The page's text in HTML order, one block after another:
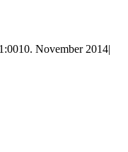
10. November 2014|